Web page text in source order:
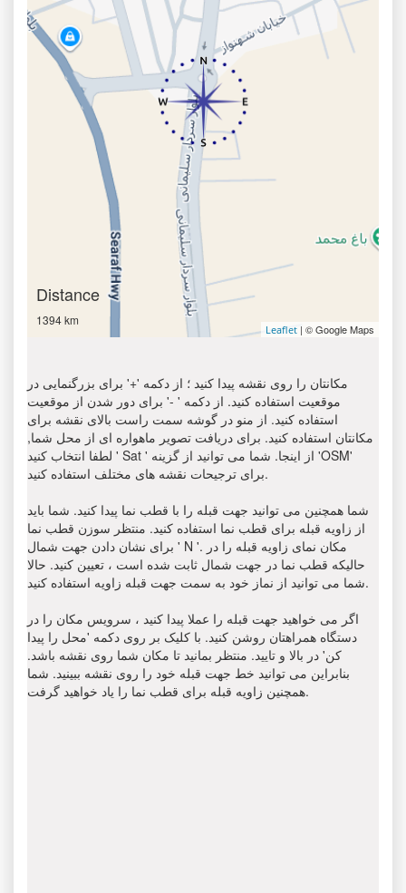
Distance
1394 km
Leaflet | © Google Maps
مکانتان را روی نقشه پیدا کنید ؛ از دکمه '+' برای بزرگنمایی در
موقعیت استفاده کنید. از دکمه ' -' برای دور شدن از موقعیت
استفاده کنید. از منو در گوشه سمت راست بالای نقشه برای
مکانتان استفاده کنید. برای دریافت تصویر ماهواره ای از محل شما,
لطفا انتخاب کنید ' Sat ' از اینجا. شما می توانید از گزینه 'OSM'
برای ترجیحات نقشه های مختلف استفاده کنید.
شما همچنین می توانید جهت قبله را با قطب نما پیدا کنید. شما باید
از زاویه قبله برای قطب نما استفاده کنید. منتظر سوزن قطب نما
برای نشان دادن جهت شمال ' N '. مکان نمای زاویه قبله را در
حالیکه قطب نما در جهت شمال ثابت شده است ، تعیین کنید. حالا
شما می توانید از نماز خود به سمت جهت قبله زاویه استفاده کنید.
اگر می خواهید جهت قبله را عملا پیدا کنید ، سرویس مکان را در
دستگاه همراهتان روشن کنید. با کلیک بر روی دکمه 'محل را پیدا
کن' در بالا و تایید. منتظر بمانید تا مکان شما روی نقشه باشد.
بنابراین می توانید خط جهت قبله خود را روی نقشه ببینید. شما
همچنین زاویه قبله برای قطب نما را یاد خواهید گرفت.